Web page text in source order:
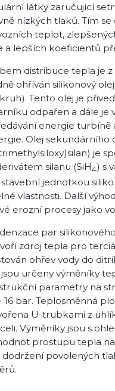
látky zaručující
nízkých tlaků. Tím se
teplot,
a lepších koeficientů
distribuce tepla je
ohříván silikonový
Tento olej je
odpařen a dále je
energie turbíně
Olej sekundárního
je
silanu (SiH4) s
jednotkou
vlastnosti. Další
erozní procesy jako
par
zdroj tepla pro
ohřev vody do
určeny výměníky
parametry na
16 bar. Teplosměnná
U-trubkami z
Výměníky jsou s
prostupu tepla
povolených